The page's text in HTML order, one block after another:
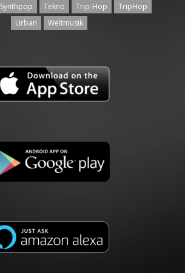
Synthpop Tekno Trip-Hop
TripHop
Urban
Weltmusik